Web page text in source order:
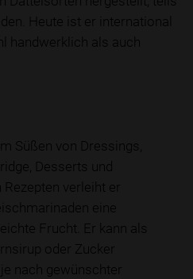
Heute ist er international
handwerklich als auch
Süßen von Dressings,
Desserts und
verleiht er
eine
Frucht. Er kann als
oder Zucker
nach gewünschter